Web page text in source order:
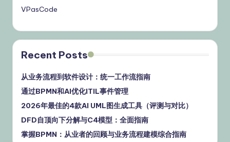
VPasCode
Recent Posts
从业务流程到软件设计：统一工作流指南
通过BPMN和AI优化ITIL事件管理
2026年最佳的4款AI UML图生成工具（评测与对比）
DFD自顶向下分解与C4模型：全面指南
掌握BPMN：从业者的回顾与业务流程建模综合指南